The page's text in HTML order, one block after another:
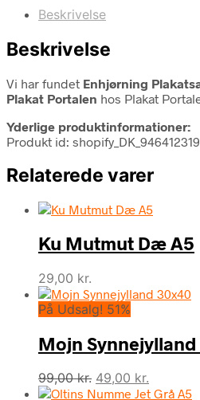
Beskrivelse
Beskrivelse
Vi har fundet Enhjørning
Plakat Portalen hos Plakat
Yderlige produktinformationer:
Produkt id:
Relaterede varer
Ku Mutmut Dæ A5
29,00 kr.
På Udsalg! 51%
Mojn Synnejylland
99,00kr. Den
oprindelige
49,00 kr.
aktuelle